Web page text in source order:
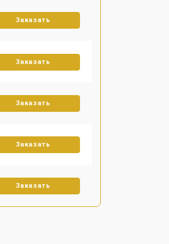
Заказать
Заказать
Заказать
Заказать
Заказать